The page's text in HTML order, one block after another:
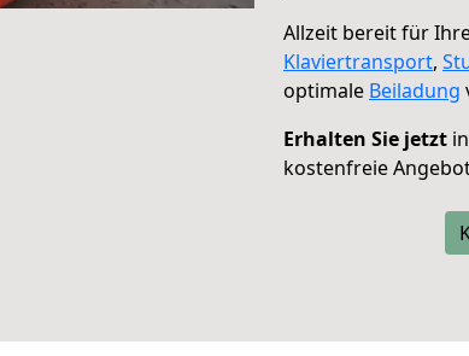
Allzeit bereit für
Klaviertransport,
optimale Beiladung
Erhalten Sie jetzt
kostenfreie